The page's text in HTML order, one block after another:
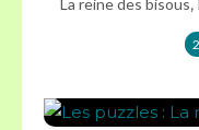
La reine des bisous